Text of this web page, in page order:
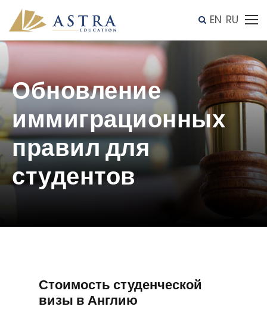
EN RU
Обновление
иммиграционных
правил для
студентов
Стоимость студенческой
визы в Англию